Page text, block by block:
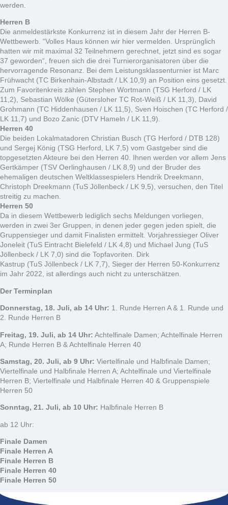
werden.
Herren B
Die anmeldestärkste Konkurrenz ist in diesem Jahr der Herren B-
Wettbewerb. “Volles Haus können wir hier vermelden. Ursprünglich
hatten wir mit maximal 32 Teilnehmern gerechnet, jetzt sind es sogar
37 geworden“, freuen sich die drei Turnierorganisatoren über die
hervorragende Resonanz. Bei dem Leistungsklassenturnier ist Marc
Frühwacht (TC Birkenhain-Albstadt / LK 10,9) an Position eins gesetzt.
Zum Favoritenkreis zählen Stephen Wortmann (TSG Herford / LK
11,2), Sebastian Wölke (Gütersloher TC Rot-Weiß / LK 11,3), David
Grohmann (TC Hiddenhausen / LK 11,5), Sven Hoischen (TC Herford /
LK 11,7) und Bozo Zanic (DTV Hameln / LK 11,9).
Herren 40
Die beiden Lokalmatadoren Christian Busch (TG Herford / DTB 128)
und Sergej König (TSG Herford, LK 7,5) vom Gastgeber sind die
topgesetzten Akteure bei den Herren 40. Ihnen werden vor allem Jens
Gertkämper (TSV Oerlinghausen / LK 8,9) und der Bruder des
ehemaligen deutschen Weltklassespielers Hendrik Dreekmann,
Christoph Dreekmann (TuS Jöllenbeck / LK 9,5), versuchen, den Titel
streitig zu machen.
Herren 50
Da in diesem Wettbewerb lediglich sechs Meldungen vorliegen,
werden in zwei 3er Gruppen, in denen jeder gegen jeden spielt, die
Gruppensieger und damit Finalisten ermittelt. Vorjahressieger Oliver
Joneleit (TuS Eintracht Bielefeld / LK 4,8) und Michael Jung (TuS
Jöllenbeck / LK 7,0) sind die Topfavoriten. Dirk
Kastrup (TuS Jöllenbeck / LK 7,7), Sieger der Herren 50-Konkurrenz
im Jahr 2022, ist allerdings auch nicht zu unterschätzen.
Der Terminplan
Donnerstag, 18. Juli, ab 14 Uhr: 1. Runde Herren A & 1. Runde und
2. Runde Herren B
Freitag, 19. Juli, ab 14 Uhr: Achtelfinale Damen; Achtelfinale Herren
A; Runde Herren B & Achtelfinale Herren 40
Samstag, 20. Juli, ab 9 Uhr: Viertelfinale und Halbfinale Damen;
Viertelfinale und Halbfinale Herren A; Achtelfinale und Viertelfinale
Herren B; Viertelfinale und Halbfinale Herren 40 & Gruppenspiele
Herren 50
Sonntag, 21. Juli, ab 10 Uhr: Halbfinale Herren B
ab 12 Uhr:
Finale Damen
Finale Herren A
Finale Herren B
Finale Herren 40
Finale Herren 50